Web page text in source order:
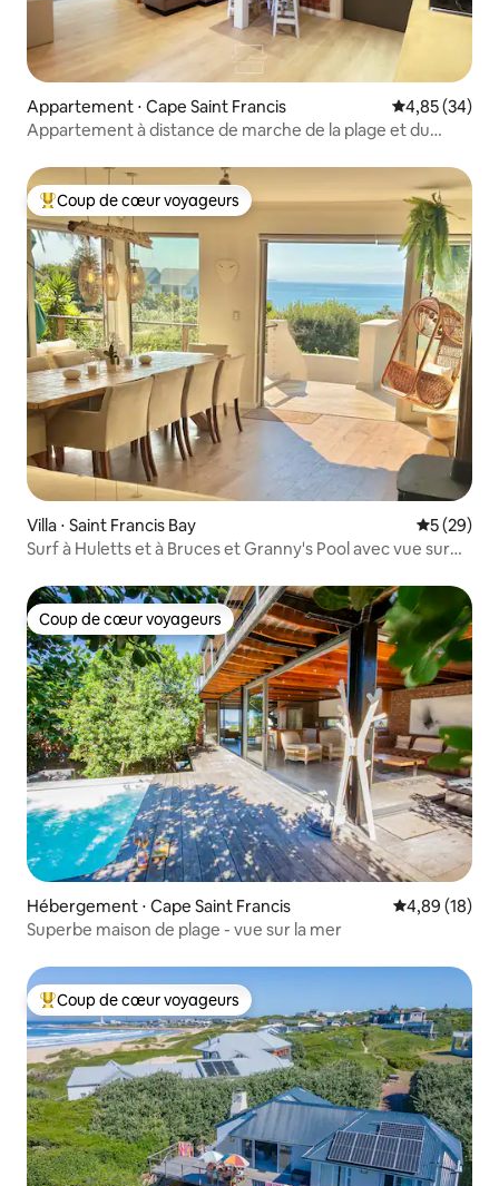
Appartement ⋅ Cape Saint Francis Évaluation
4,85 (34)
Appartement à distance de marche de la plage et du
Coups de cœur voyageurs les plus appréciés
Coup de cœur voyageurs
Villa ⋅ Saint Francis Bay
5 (29)
Surf à Huletts et à Bruces et Granny's Pool avec vue sur
Coup de cœur voyageurs
Coup de cœur voyageurs
Hébergement ⋅ Cape Saint Francis Évaluation
4,89 (18)
Superbe maison de plage - vue sur la mer
Coups de cœur voyageurs les plus appréciés
Coup de cœur voyageurs